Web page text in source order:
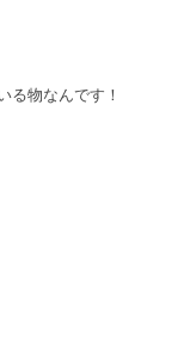
る物なんです！